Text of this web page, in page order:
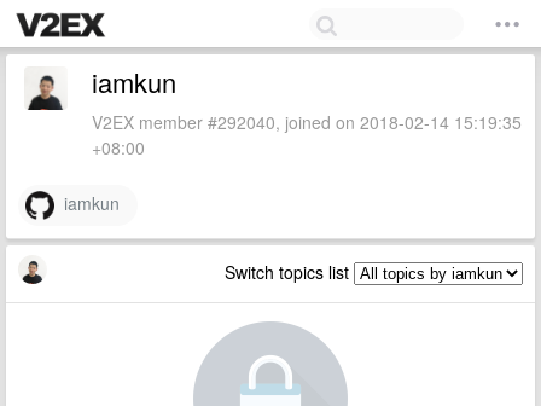
iamkun
V2EX member #292040, joined on 2018-02-14 15:19:35
+08:00
iamkun
Switch topics list